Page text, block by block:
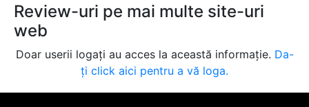
Review-uri pe mai multe site-uri
web
Doar userii logați au acces la această informație. Da-
ți click aici pentru a vă loga.